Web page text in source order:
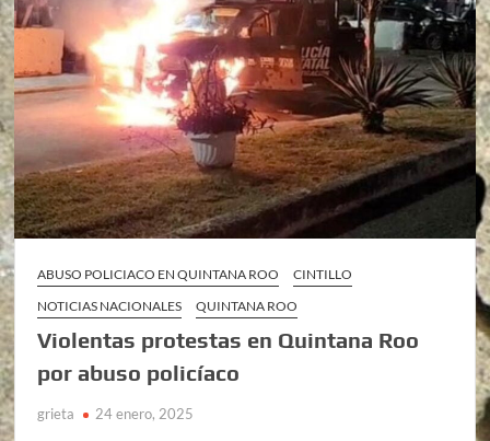
ABUSO POLICIACO EN QUINTANA ROO
CINTILLO
NOTICIAS NACIONALES
QUINTANA ROO
Violentas protestas en Quintana Roo
por abuso policíaco
grieta 24 enero, 2025